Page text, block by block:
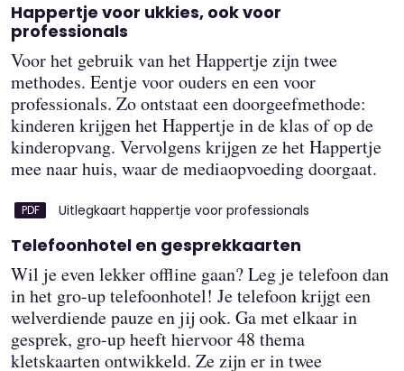
Happertje voor ukkies, ook voor
professionals
Voor het gebruik van het Happertje zijn twee
methodes. Eentje voor ouders en een voor
professionals. Zo ontstaat een doorgeefmethode:
kinderen krijgen het Happertje in de klas of op de
kinderopvang. Vervolgens krijgen ze het Happertje
mee naar huis, waar de mediaopvoeding doorgaat.
Uitlegkaart happertje voor professionals
Telefoonhotel en gesprekkaarten
Wil je even lekker offline gaan? Leg je telefoon dan
in het gro-up telefoonhotel! Je telefoon krijgt een
welverdiende pauze en jij ook. Ga met elkaar in
gesprek, gro-up heeft hiervoor 48 thema
kletskaarten ontwikkeld. Ze zijn er in twee